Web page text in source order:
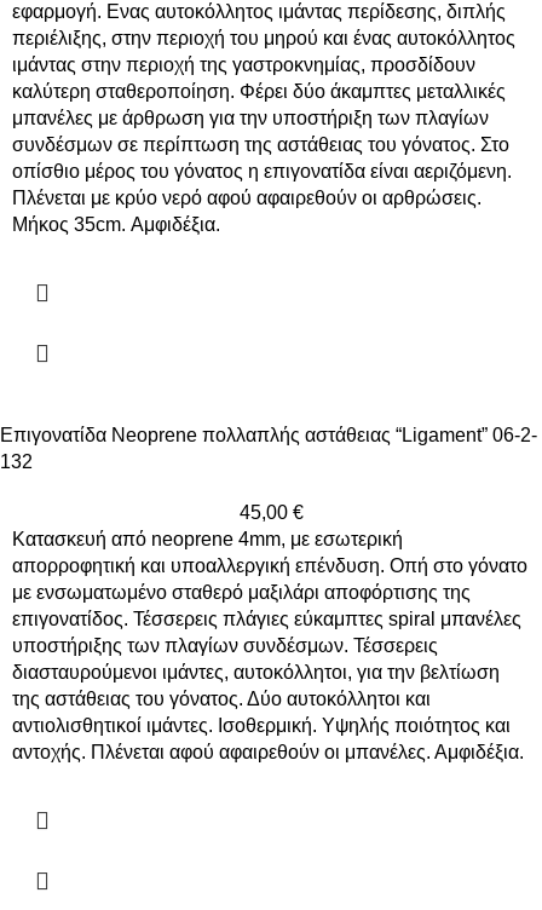
εφαρμογή. Ενας αυτοκόλλητος ιμάντας περίδεσης, διπλής
περιέλιξης, στην περιοχή του μηρού και ένας αυτοκόλλητος
ιμάντας στην περιοχή της γαστροκνημίας, προσδίδουν
καλύτερη σταθεροποίηση. Φέρει δύο άκαμπτες μεταλλικές
μπανέλες με άρθρωση για την υποστήριξη των πλαγίων
συνδέσμων σε περίπτωση της αστάθειας του γόνατος. Στο
οπίσθιο μέρος του γόνατος η επιγονατίδα είναι αεριζόμενη.
Πλένεται με κρύο νερό αφού αφαιρεθούν οι αρθρώσεις.
Mήκος 35cm. Αμφιδέξια.
Επιγονατίδα Neoprene πολλαπλής αστάθειας “Ligament” 06-2-
132
45,00 €
Κατασκευή από neoprene 4mm, με εσωτερική
απορροφητική και υποαλλεργική επένδυση. Οπή στο γόνατο
με ενσωματωμένο σταθερό μαξιλάρι αποφόρτισης της
επιγονατίδος. Τέσσερεις πλάγιες εύκαμπτες spiral μπανέλες
υποστήριξης των πλαγίων συνδέσμων. Τέσσερεις
διασταυρούμενοι ιμάντες, αυτοκόλλητοι, για την βελτίωση
της αστάθειας του γόνατος. Δύο αυτοκόλλητοι και
αντιολισθητικοί ιμάντες. Ισοθερμική. Υψηλής ποιότητος και
αντοχής. Πλένεται αφού αφαιρεθούν οι μπανέλες. Αμφιδέξια.